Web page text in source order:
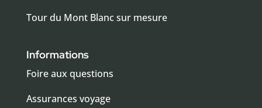
Tour du Mont Blanc sur mesure
Informations
Foire aux questions
Assurances voyage